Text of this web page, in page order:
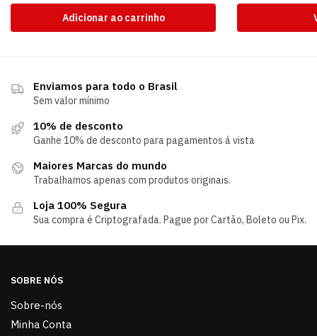
Adicionar ao carrinho
Enviamos para todo o Brasil
Sem valor mínimo
10% de desconto
Ganhe 10% de desconto para pagamentos á vista
Maiores Marcas do mundo
Trabalhamos apenas com produtos originais.
Loja 100% Segura
Sua compra é Criptografada. Pague por Cartão, Boleto ou Pix.
SOBRE NÓS
Sobre-nós
Minha Conta